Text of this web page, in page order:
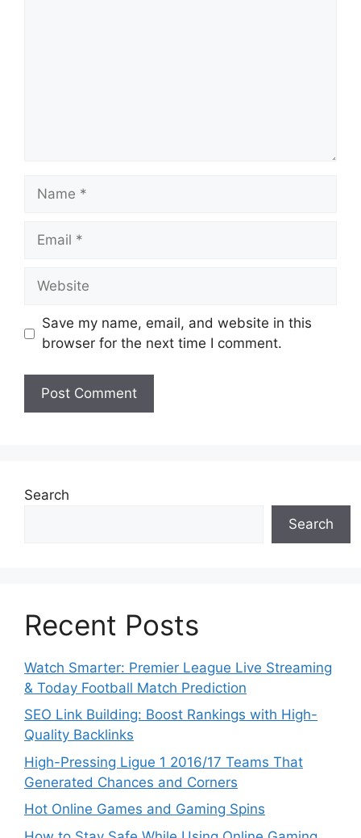
Name
Email
Website
Save my name, email, and website in this
browser for the next time I comment.
Search
Search
Recent Posts
Watch Smarter: Premier League Live Streaming
& Today Football Match Prediction
SEO Link Building: Boost Rankings with High-
Quality Backlinks
High-Pressing Ligue 1 2016/17 Teams That
Generated Chances and Corners
Hot Online Games and Gaming Spins